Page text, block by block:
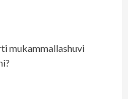
mukammallashuvi